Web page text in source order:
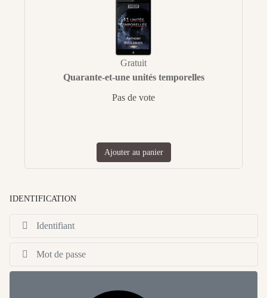
Gratuit
Quarante-et-une unités temporelles
Pas de vote
Ajouter au panier
IDENTIFICATION